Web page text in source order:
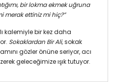
bir lokma ekmek uğruna
merak ettiniz mi hiç?”
kalemiyle bir kez daha
Sokaklardan Bir Ali,sokak
gözler önüne seriyor, acı
geleceğimize ışık tutuyor.